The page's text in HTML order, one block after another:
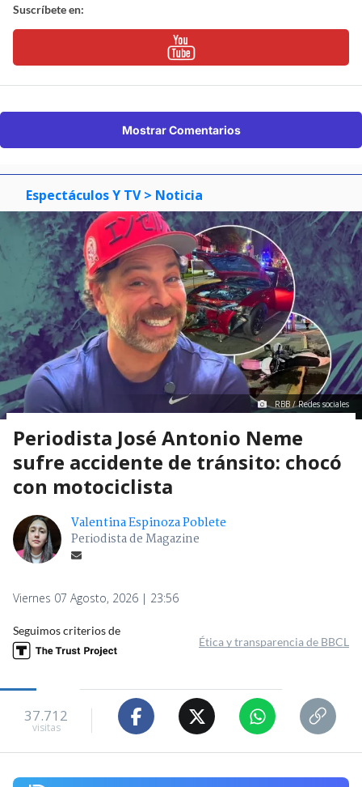
Suscríbete en:
Mostrar Comentarios
Espectáculos Y TV > Noticia
RBB / Redes sociales
Periodista José Antonio Neme
sufre accidente de tránsito: chocó
con motociclista
Valentina Espinoza Poblete
Periodista de Magazine
Viernes 07 Agosto, 2026 | 23:56
Seguimos criterios de
Ética y transparencia de BBCL
37.712
visitas